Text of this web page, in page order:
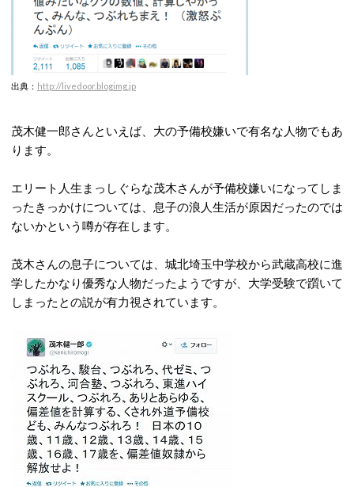
出典： http://livedoor.blogimg.jp
茂木健一郎さんといえば、大の予備校嫌いで有名な人物でもあ
ります。
エリート人生まっしぐらな茂木さんが予備校嫌いになってしま
ったきっかけについては、息子の浪人生活が原因だったのでは
ないかという噂が存在します。
茂木さんの息子については、城北埼玉中学校から武蔵高校に進
学したかなり優秀な人物だったようですが、大学受験で躓いて
しまったとの説が有力視されています。